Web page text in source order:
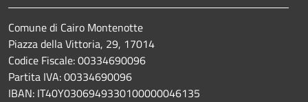
Comune di Cairo Montenotte
Piazza della Vittoria, 29, 17014
Codice Fiscale: 00334690096
Partita IVA: 00334690096
IBAN: IT40Y0306949330100000046135